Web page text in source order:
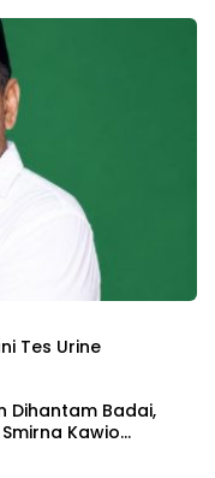
Tes Urine
Dihantam Badai,
Kawio